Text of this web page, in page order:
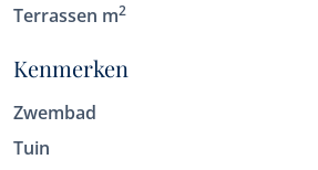
Terrassen m2
Kenmerken
Zwembad
Tuin